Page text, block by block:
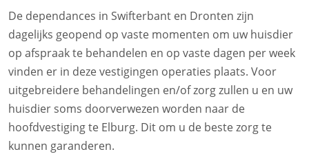
De dependances in Swifterbant en Dronten zijn
dagelijks geopend op vaste momenten om uw huisdier
op afspraak te behandelen en op vaste dagen per week
vinden er in deze vestigingen operaties plaats. Voor
uitgebreidere behandelingen en/of zorg zullen u en uw
huisdier soms doorverwezen worden naar de
hoofdvestiging te Elburg. Dit om u de beste zorg te
kunnen garanderen.